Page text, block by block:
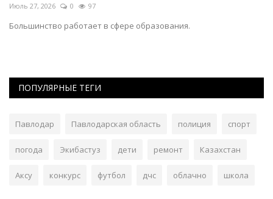
Июль 27, 2026 0 97
Большинство работает в сфере образования.
ПОПУЛЯРНЫЕ ТЕГИ
Павлодар Павлодарская область полиция спорт
погода Экибастуз дети ремонт Казахстан
Аксу конкурс футбол дчс облачно школа